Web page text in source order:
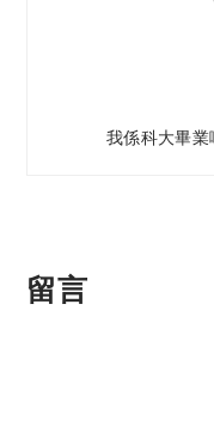
我係科大畢業
留言